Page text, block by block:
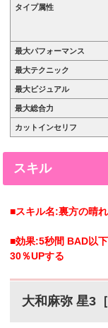
タイプ属性
最大パフォーマンス
最大テクニック
最大ビジュアル
最大総合力
カットインセリフ
スキル
■スキル名:裏方の晴
■効果:5秒間 BAD以
30％UPする
大和麻弥 星3